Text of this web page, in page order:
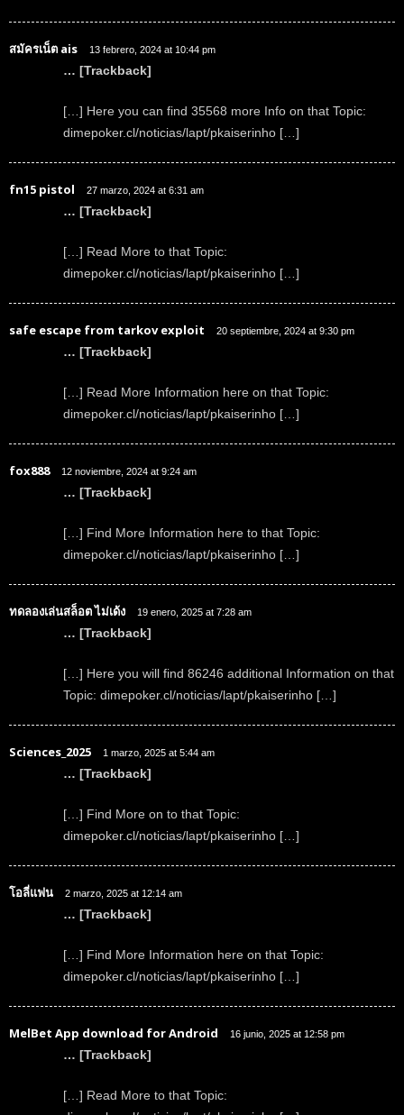
สมัครเน็ต ais 13 febrero, 2024 at 10:44 pm
… [Trackback]
[…] Here you can find 35568 more Info on that Topic:
dimepoker.cl/noticias/lapt/pkaiserinho […]
fn15 pistol 27 marzo, 2024 at 6:31 am
… [Trackback]
[…] Read More to that Topic:
dimepoker.cl/noticias/lapt/pkaiserinho […]
safe escape from tarkov exploit 20 septiembre, 2024 at 9:30 pm
… [Trackback]
[…] Read More Information here on that Topic:
dimepoker.cl/noticias/lapt/pkaiserinho […]
fox888 12 noviembre, 2024 at 9:24 am
… [Trackback]
[…] Find More Information here to that Topic:
dimepoker.cl/noticias/lapt/pkaiserinho […]
ทดลองเล่นสล็อต ไม่เด้ง 19 enero, 2025 at 7:28 am
… [Trackback]
[…] Here you will find 86246 additional Information on that
Topic: dimepoker.cl/noticias/lapt/pkaiserinho […]
Sciences_2025 1 marzo, 2025 at 5:44 am
… [Trackback]
[…] Find More on to that Topic:
dimepoker.cl/noticias/lapt/pkaiserinho […]
โอลี่แฟน 2 marzo, 2025 at 12:14 am
… [Trackback]
[…] Find More Information here on that Topic:
dimepoker.cl/noticias/lapt/pkaiserinho […]
MelBet App download for Android 16 junio, 2025 at 12:58 pm
… [Trackback]
[…] Read More to that Topic: